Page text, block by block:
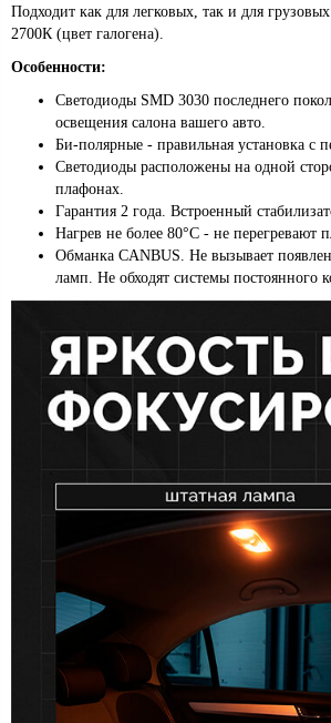
Подходит как для легковых, так и для
2700К (цвет галогена).
Особенности:
Светодиоды SMD 3030 последнего
освещения салона вашего авто.
Би-полярные - правильная установка с
Светодиоды расположены на одной
плафонах.
Гарантия 2 года. Встроенный
Нагрев не более 80°C - не
Обманка CANBUS. Не вызывает
ламп. Не обходят системы постоянного